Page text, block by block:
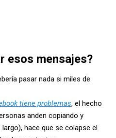
esos mensajes?
pasar nada si miles de
tiene problemas, el hecho
anden copiando y
hace que se colapse el